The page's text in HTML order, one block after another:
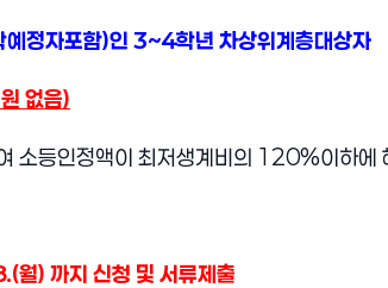
예정자포함)인 3~4학년 차상위계층대상자
없음)
소등인정액이 최저생계비의 120%이하에
) 까지 신청 및 서류제출